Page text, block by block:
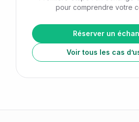
pour comprendre votre
Réserver un
Voir tous les cas